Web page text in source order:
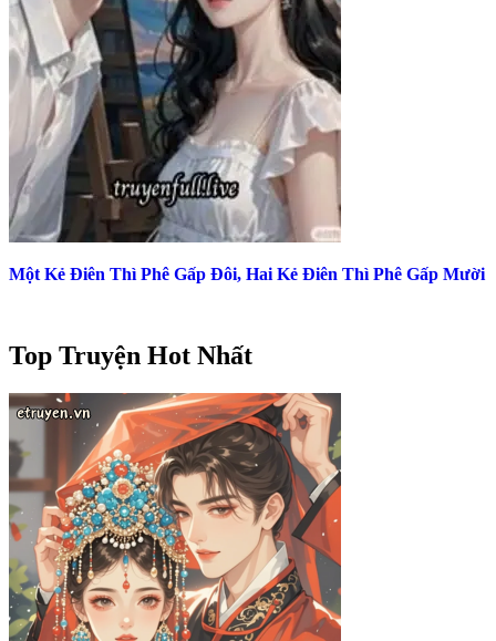
Một Kẻ Điên Thì Phê Gấp Đôi, Hai Kẻ Điên Thì Phê Gấp Mười
Top Truyện Hot Nhất